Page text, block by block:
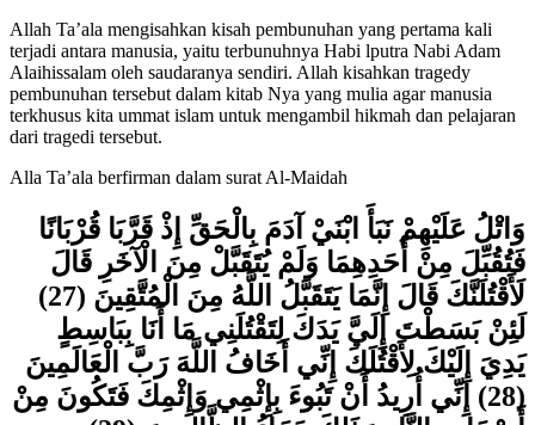
Allah Ta’ala mengisahkan kisah pembunuhan yang pertama kali
terjadi antara manusia, yaitu terbunuhnya Habi lputra Nabi Adam
Alaihissalam oleh saudaranya sendiri. Allah kisahkan tragedy
pembunuhan tersebut dalam kitab Nya yang mulia agar manusia
terkhusus kita ummat islam untuk mengambil hikmah dan pelajaran
وَاتْلُ عَلَيْهِمْ نَبَأَ ابْنَيْ آدَمَ بِالْحَقِّ إِذْ قَرَّبَا قُرْبَانًا
فَتُقُبِّلَ مِنْ أَحَدِهِمَا وَلَمْ يُتَقَبَّلْ مِنَ الْآخَرِ قَالَ
لَأَقْتُلَنَّكَ قَالَ إِنَّمَا يَتَقَبَّلُ اللَّهُ مِنَ الْمُتَّقِينَ (27)
لَئِنْ بَسَطْتَ إِلَيَّ يَدَكَ لِتَقْتُلَنِي مَا أَنَا بِبَاسِطٍ
يَدِيَ إِلَيْكَ لِأَقْتُلَكَ إِنِّي أَخَافُ اللَّهَ رَبَّ الْعَالَمِينَ
(28) إِنِّي أُرِيدُ أَنْ تَبُوءَ بِإِثْمِي وَإِثْمِكَ فَتَكُونَ مِنْ